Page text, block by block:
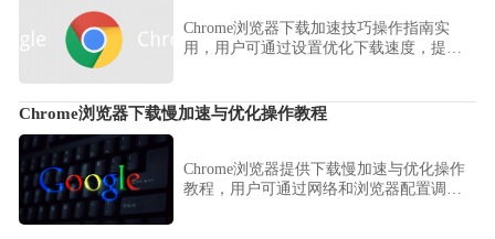
Chrome浏览器下载加速技巧操作指南实
用，用户可通过设置优化下载速度，提高
Chrome浏览器下载慢加速与优化操作教程
Chrome浏览器提供下载慢加速与优化操作
教程，用户可通过网络和浏览器配置调